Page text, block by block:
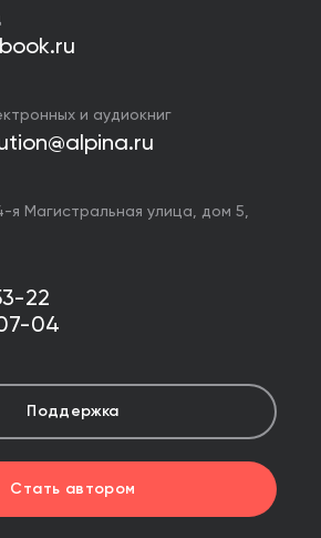
и аудиокниг
я Магистральная улица, дом 5,
22
04
Поддержка
Стать автором